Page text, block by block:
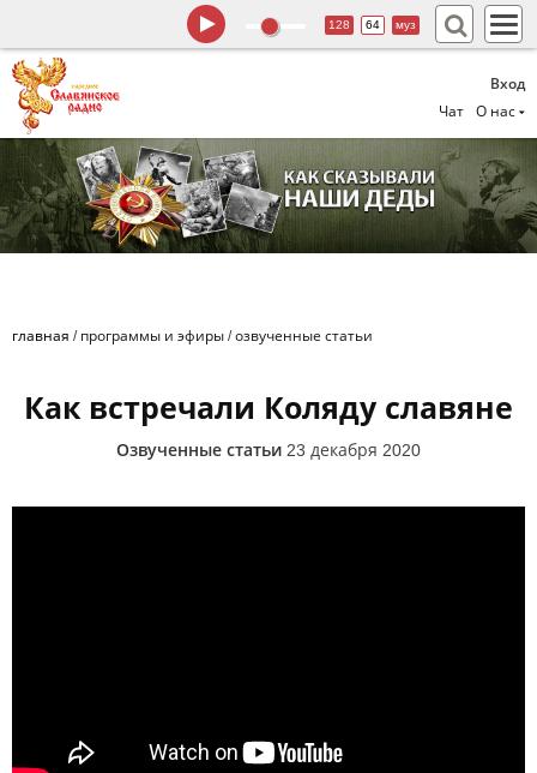
Вход
Чат
О нас
128 64 муз
главная / программы и эфиры /озвученные статьи
Как встречали Коляду славяне
Озвученные статьи 23 декабря 2020